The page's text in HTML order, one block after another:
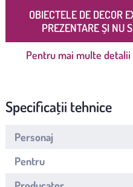
OBIECTELE DE DECOR
PREZENTARE ȘI NU
Pentru mai multe detalii
Specificații tehnice
Personaj
Pentru